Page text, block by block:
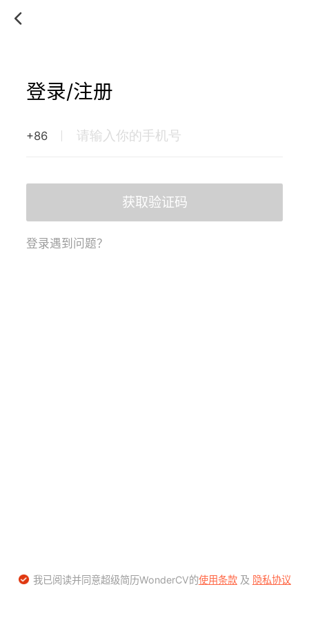
登录/注册
+86
获取验证码
登录遇到问题？
我已阅读并同意超级简历WonderCV的使用条款及 隐私协议